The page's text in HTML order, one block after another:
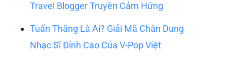
Travel Blogger Truyền Cảm Hứng
Tuấn Thăng Là Ai? Giải Mã Chân Dung
Nhạc Sĩ Đỉnh Cao Của V-Pop Việt